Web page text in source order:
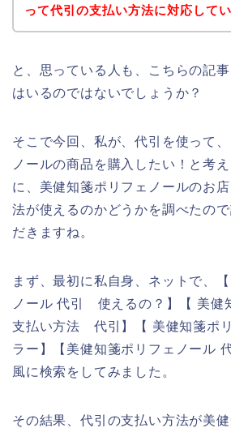
って代引の支払い方法に対応して
と、思っている人も、こちらの記
はいるのではないでしょうか？
そこで今回、私が、代引を使って
ノールの商品を購入したい！と考
に、美健知箋ポリフェノールのお
法が使えるのかどうかを調べたの
だきますね。
まず、最初に私自身、ネットで、
ノール 代引 使えるの？】【 美健
支払い方法 代引】【 美健知箋ポ
ラー】【美健知箋ポリフェノール
風に検索をしてみました。
その結果、代引の支払い方法が美